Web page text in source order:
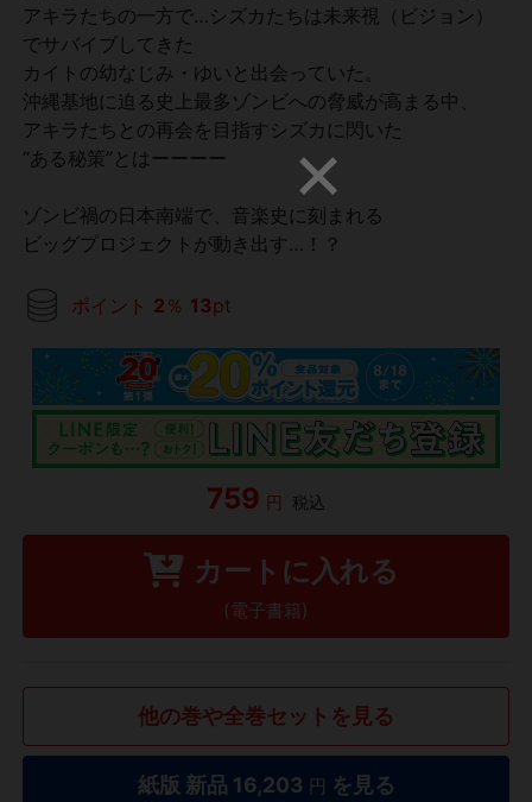
アキラたちの一方で…シズカたちは未来視（ビジョン）
でサバイブしてきた
カイトの幼なじみ・ゆいと出会っていた。
沖縄基地に迫る史上最多ゾンビへの脅威が高まる中、
アキラたちとの再会を目指すシズカに閃いた
“ある秘策”とはーーーー
ゾンビ禍の日本南端で、音楽史に刻まれる
ビッグプロジェクトが動き出す…！？
ポイント 2 ％ 13pt
759 円 税込
カートに入れる
(電子書籍)
他の巻や全巻セットを見る
紙版 新品 16,203 円 を見る